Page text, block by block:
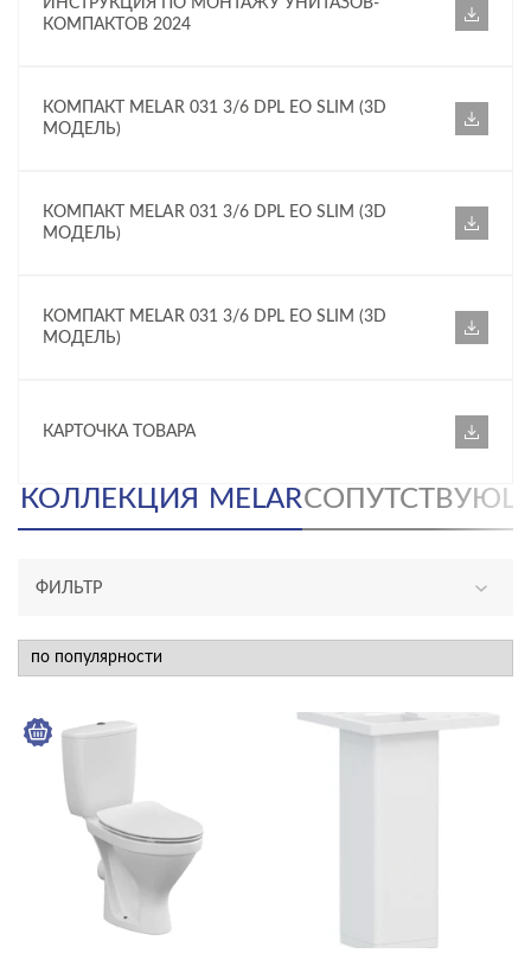
КОМПАКТОВ 2024
КОМПАКТ MELAR 031 3/6 DPL EO SLIM (3D
МОДЕЛЬ)
КОМПАКТ MELAR 031 3/6 DPL EO SLIM (3D
МОДЕЛЬ)
КОМПАКТ MELAR 031 3/6 DPL EO SLIM (3D
МОДЕЛЬ)
КАРТОЧКА ТОВАРА
КОЛЛЕКЦИЯ MELAR
ФИЛЬТР
новинка
КАТЕГОРИЯ
смесители
унитазы, биде, писсуары
ТИП ПРОДУКТА